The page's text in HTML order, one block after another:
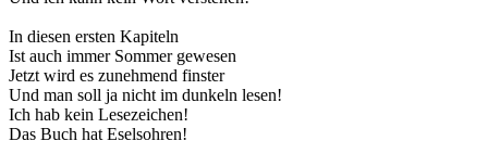
In diesen ersten Kapiteln
Ist auch immer Sommer gewesen
Jetzt wird es zunehmend finster
Und man soll ja nicht im dunkeln lesen!
Ich hab kein Lesezeichen!
Das Buch hat Eselsohren!